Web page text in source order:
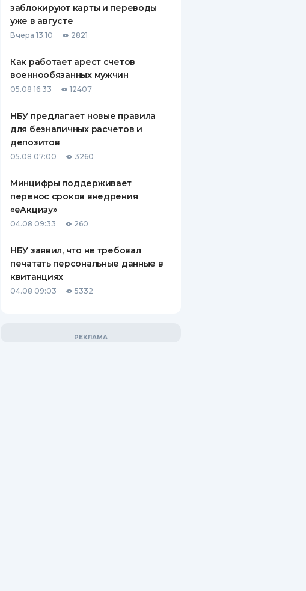
ПУТЕВОДИТЕЛИ ПО
СТРАХОВЫЕ КОМПАНИИ
КОМПАНИЯХ
заблокируют карты и переводы
уже в августе
Вчера 13:10 2821
Как работает арест счетов
военнообязанных мужчин
05.08 16:33 12407
НБУ предлагает новые правила
для безналичных расчетов и
депозитов
05.08 07:00 3260
Минцифры поддерживает
перенос сроков внедрения
«еАкцизу»
04.08 09:33 260
НБУ заявил, что не требовал
печатать персональные данные в
квитанциях
04.08 09:03 5332